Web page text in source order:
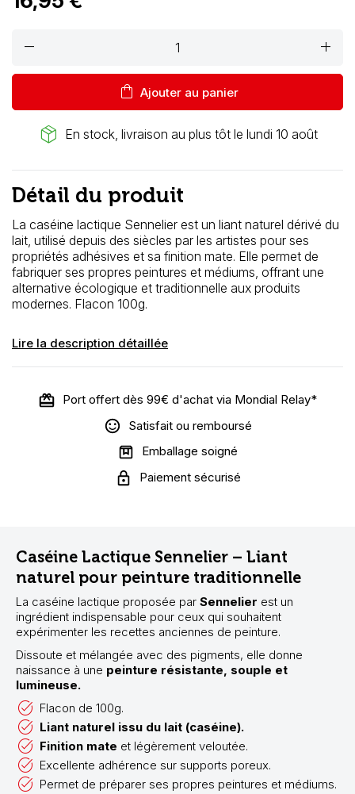
remove add
shopping_bag Ajouter au panier
package_2 En stock, livraison au plus tôt le lundi 10 août
Détail du produit
La caséine lactique Sennelier est un liant naturel dérivé du
lait, utilisé depuis des siècles par les artistes pour ses
propriétés adhésives et sa finition mate. Elle permet de
fabriquer ses propres peintures et médiums, offrant une
alternative écologique et traditionnelle aux produits
modernes. Flacon 100g.
Lire la description détaillée
Port offert dès 99€ d'achat via Mondial Relay*
Satisfait ou remboursé
Emballage soigné
Paiement sécurisé
Caséine Lactique Sennelier – Liant
naturel pour peinture traditionnelle
La caséine lactique proposée par Sennelier est un
ingrédient indispensable pour ceux qui souhaitent
expérimenter les recettes anciennes de peinture.
Dissoute et mélangée avec des pigments, elle donne
naissance à une peinture résistante, souple et
lumineuse.
Flacon de 100g.
Liant naturel issu du lait (caséine).
Finition mate et légèrement veloutée.
Excellente adhérence sur supports poreux.
Permet de préparer ses propres peintures et médiums.